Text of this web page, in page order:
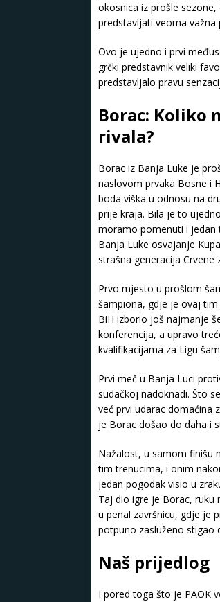
okosnica iz prošle
predstavljati veoma
Ovo je ujedno i prvi
grčki predstavnik veliki
predstavljalo pravu
Borac: Koliko
rivala?
Borac iz Banja Luke je
naslovom prvaka Bosne i
boda viška u odnosu na
prije kraja. Bila je to
moramo pomenuti i jedan
Banja Luke osvajanje
strašna generacija
Prvo mjesto u prošlom
šampiona, gdje je ovaj
BiH izborio još najmanje
konferencija, a upravo
kvalifikacijama za Ligu
Prvi meč u Banja Luci
sudačkoj nadoknadi. Što
već prvi udarac domaćina
je Borac došao do daha i
Nažalost, u samom finišu
tim trenucima, i onim
jedan pogodak visio u
Taj dio igre je Borac, ruku
u penal završnicu, gdje je
potpuno zasluženo stigao
Naš prijedlog
I pored toga što je PAOK